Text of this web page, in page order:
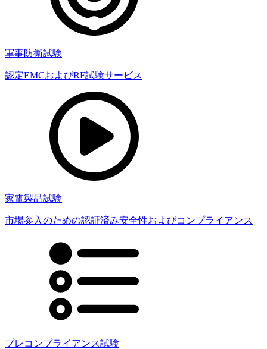
軍事防衛試験
認定EMCおよびRF試験サービス
家電製品試験
市場参入のための認証済み安全性およびコンプライアンス
プレコンプライアンス試験